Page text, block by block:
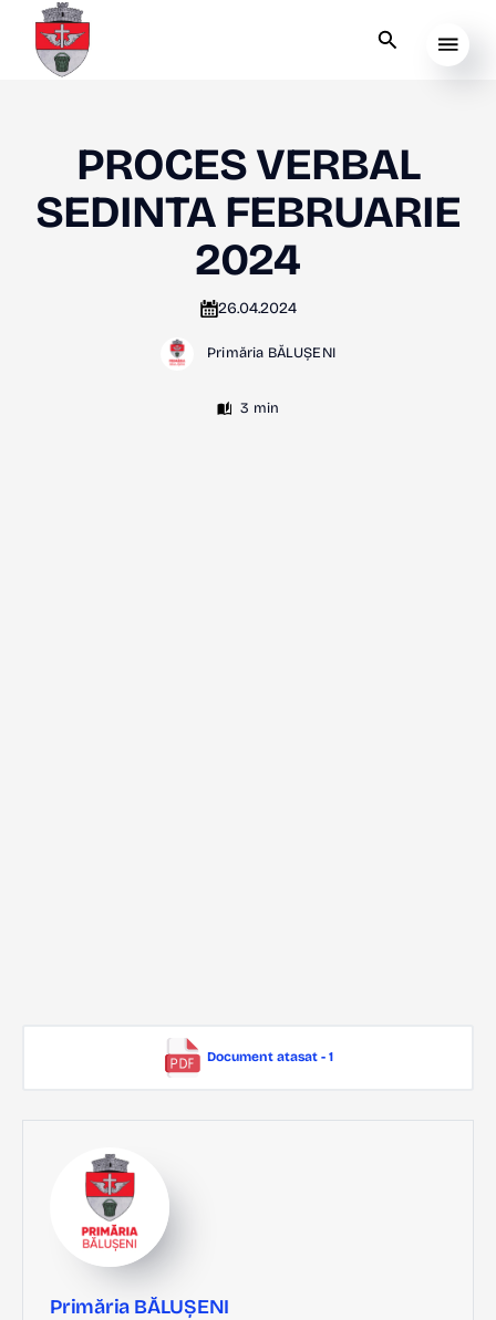
PROCES VERBAL
SEDINTA FEBRUARIE
2024
26.04.2024
Primăria BĂLUȘENI
3 min
Document atasat - 1
Primăria BĂLUȘENI